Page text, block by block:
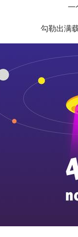
一个
勾勒出满载